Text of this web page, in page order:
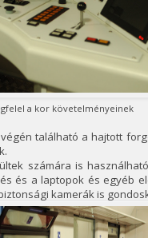
a kor követelményeinek
végén található a hajtott
számára is
és a laptopok és egyéb
kamerák is